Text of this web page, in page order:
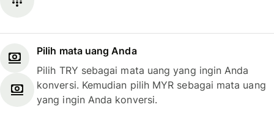
Pilih mata uang Anda
Pilih TRY sebagai mata uang yang ingin Anda
konversi. Kemudian pilih MYR sebagai mata uang
yang ingin Anda konversi.